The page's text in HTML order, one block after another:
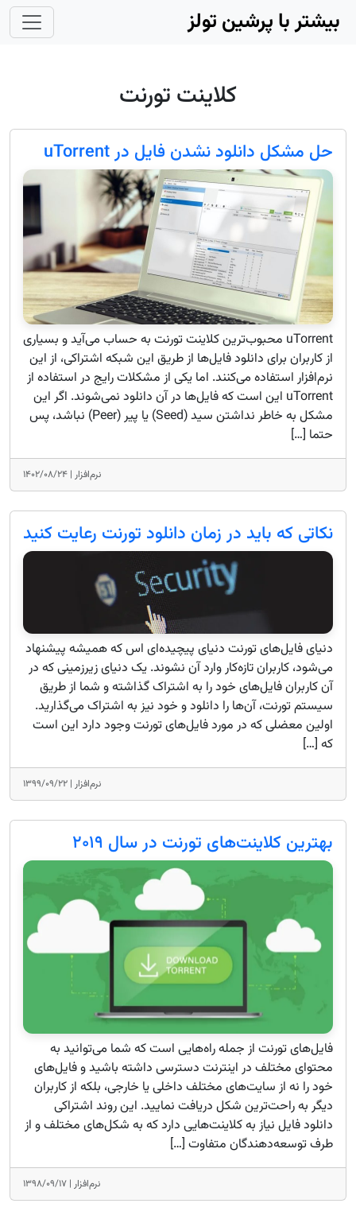
Skip to main content
بیشتر با پرشین تولز
کلاینت تورنت
حل مشکل دانلود نشدن فایل در uTorrent
uTorrent محبوب‌ترین کلاینت تورنت به حساب می‌آید و بسیاری
از کاربران برای دانلود فایل‌ها از طریق این شبکه اشتراکی، از این
نرم‌افزار استفاده می‌کنند. اما یکی از مشکلات رایج در استفاده از
uTorrent این است که فایل‌ها در آن دانلود نمی‌شوند. اگر این
مشکل به خاطر نداشتن سید (Seed) یا پیر (Peer) نباشد، پس
حتما […]
نرم‌افزار | ۱۴۰۲/۰۸/۲۴
نکاتی که باید در زمان دانلود تورنت رعایت کنید
دنیای فایل‌های تورنت دنیای پیچیده‌ای اس که همیشه پیشنهاد
می‌شود، کاربران تازه‌کار وارد آن نشوند. یک دنیای زیرزمینی که در
آن کاربران فایل‌های خود را به اشتراک گذاشته و شما از طریق
سیستم تورنت، آن‌ها را دانلود و خود نیز به اشتراک می‌گذارید.
اولین معضلی که در مورد فایل‌های تورنت وجود دارد این است
که […]
نرم‌افزار | ۱۳۹۹/۰۹/۲۲
بهترین کلاینت‌های تورنت در سال ۲۰۱۹
فایل‌های تورنت از جمله راه‌هایی است که شما می‌توانید به
محتوای مختلف در اینترنت دسترسی داشته باشید و فایل‌های
خود را نه از سایت‌های مختلف داخلی یا خارجی، بلکه از کاربران
دیگر به راحت‌ترین شکل دریافت نمایید. این روند اشتراکی
دانلود فایل نیاز به کلاینت‌هایی دارد که به شکل‌های مختلف و از
طرف توسعه‌دهندگان متفاوت […]
نرم‌افزار | ۱۳۹۸/۰۹/۱۷